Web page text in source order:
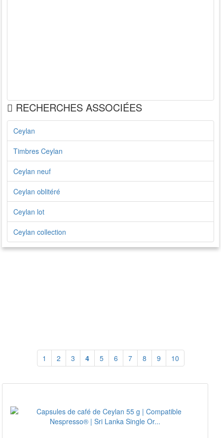
RECHERCHES ASSOCIÉES
Ceylan
Timbres Ceylan
Ceylan neuf
Ceylan oblitéré
Ceylan lot
Ceylan collection
1 2 3 4 5 6 7 8 9 10